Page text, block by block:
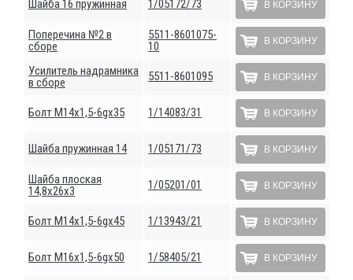
Шайба 16 пружинная 1/05172/73 В КОРЗИНУ
Поперечина №2 в
сборе
5511-8601075-
10
В КОРЗИНУ
Усилитель надрамника
в сборе
5511-8601095 В КОРЗИНУ
Болт М14х1,5-6gх35 1/14083/31 В КОРЗИНУ
Шайба пружинная 14 1/05171/73 В КОРЗИНУ
Шайба плоская
14,8х26х3
1/05201/01 В КОРЗИНУ
Болт М14х1,5-6gх45 1/13943/21 В КОРЗИНУ
Болт М16х1,5-6gх50 1/58405/21 В КОРЗИНУ